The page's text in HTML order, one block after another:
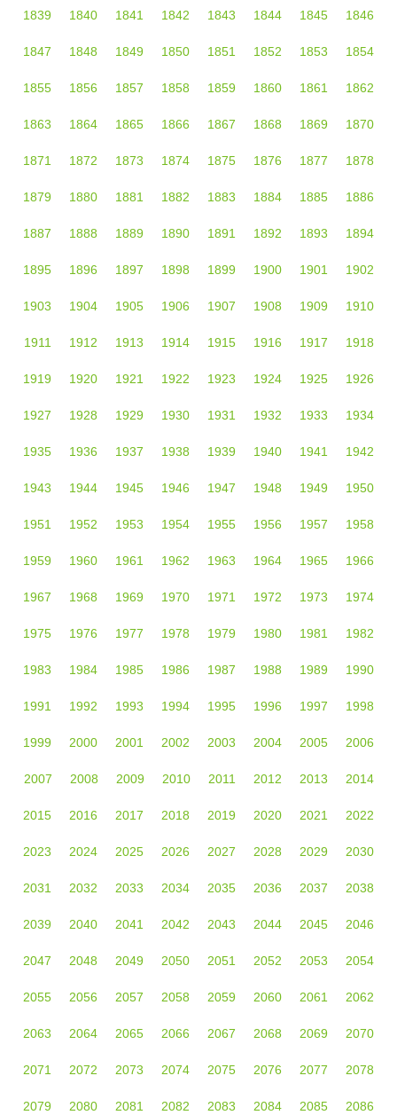
1839 1840 1841 1842 1843 1844 1845 1846
1847 1848 1849 1850 1851 1852 1853 1854
1855 1856 1857 1858 1859 1860 1861 1862
1863 1864 1865 1866 1867 1868 1869 1870
1871 1872 1873 1874 1875 1876 1877 1878
1879 1880 1881 1882 1883 1884 1885 1886
1887 1888 1889 1890 1891 1892 1893 1894
1895 1896 1897 1898 1899 1900 1901 1902
1903 1904 1905 1906 1907 1908 1909 1910
1911 1912 1913 1914 1915 1916 1917 1918
1919 1920 1921 1922 1923 1924 1925 1926
1927 1928 1929 1930 1931 1932 1933 1934
1935 1936 1937 1938 1939 1940 1941 1942
1943 1944 1945 1946 1947 1948 1949 1950
1951 1952 1953 1954 1955 1956 1957 1958
1959 1960 1961 1962 1963 1964 1965 1966
1967 1968 1969 1970 1971 1972 1973 1974
1975 1976 1977 1978 1979 1980 1981 1982
1983 1984 1985 1986 1987 1988 1989 1990
1991 1992 1993 1994 1995 1996 1997 1998
1999 2000 2001 2002 2003 2004 2005 2006
2007 2008 2009 2010 2011 2012 2013 2014
2015 2016 2017 2018 2019 2020 2021 2022
2023 2024 2025 2026 2027 2028 2029 2030
2031 2032 2033 2034 2035 2036 2037 2038
2039 2040 2041 2042 2043 2044 2045 2046
2047 2048 2049 2050 2051 2052 2053 2054
2055 2056 2057 2058 2059 2060 2061 2062
2063 2064 2065 2066 2067 2068 2069 2070
2071 2072 2073 2074 2075 2076 2077 2078
2079 2080 2081 2082 2083 2084 2085 2086